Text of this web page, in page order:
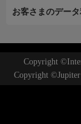
お客さまのデー
Copyright
Copyright ©Jupiter